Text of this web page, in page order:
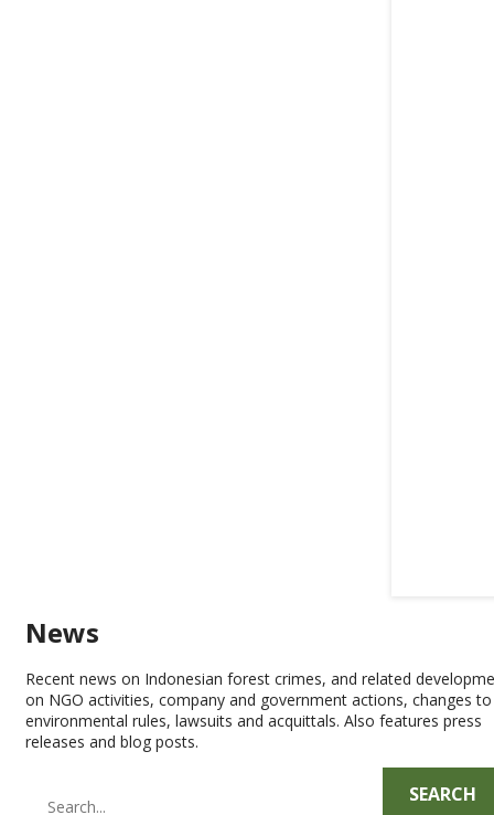
News
Recent news on Indonesian forest crimes, and related
on NGO activities, company and government actions, changes to
environmental rules, lawsuits and acquittals. Also features press
releases and blog posts.
SEARCH